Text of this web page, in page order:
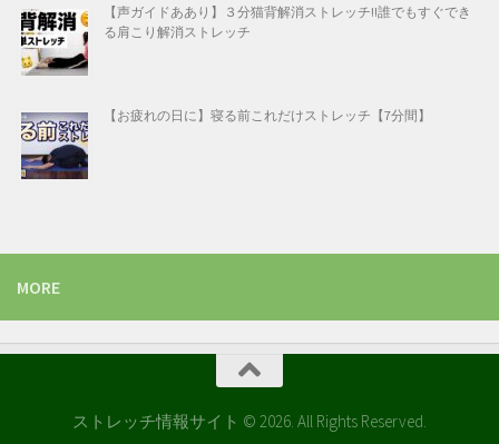
【声ガイドああり】３分猫背解消ストレッチ!!誰でもすぐでき
る肩こり解消ストレッチ
【お疲れの日に】寝る前これだけストレッチ【7分間】
MORE
ストレッチ情報サイト © 2026. All Rights Reserved.